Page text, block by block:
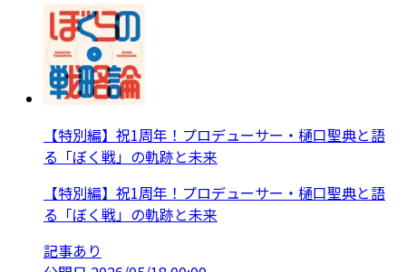
【特別編】祝1周年！プロデューサー・樋口聖典と語
る「ぼく戦」の軌跡と未来
【特別編】祝1周年！プロデューサー・樋口聖典と語
る「ぼく戦」の軌跡と未来
記事あり